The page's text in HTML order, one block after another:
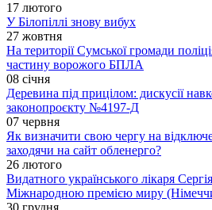
17 лютого
У Білопіллі знову вибух
27 жовтня
На території Сумської громади
частину ворожого БПЛА
08 січня
Деревина під прицілом: дискусії
законопроєкту №4197-Д
07 червня
Як визначити свою чергу на
заходячи на сайт обленерго?
26 лютого
Видатного українського лікаря
Міжнародною премією миру